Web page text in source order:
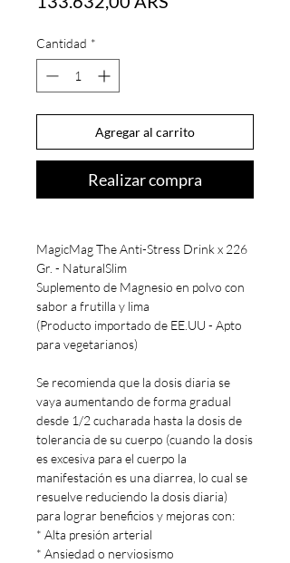
Cantidad *
Agregar al carrito
Realizar compra
MagicMag The Anti-Stress Drink x 226
Gr. - NaturalSlim
Suplemento de Magnesio en polvo con
sabor a frutilla y lima
(Producto importado de EE.UU - Apto
para vegetarianos)
Se recomienda que la dosis diaria se
vaya aumentando de forma gradual
desde 1/2 cucharada hasta la dosis de
tolerancia de su cuerpo (cuando la dosis
es excesiva para el cuerpo la
manifestación es una diarrea, lo cual se
resuelve reduciendo la dosis diaria)
para lograr beneficios y mejoras con:
* Alta presión arterial
* Ansiedad o nerviosismo